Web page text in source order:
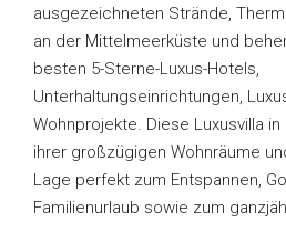
ausgezeichneten Strände,
an der Mittelmeerküste und
besten 5-Sterne-Luxus-Hotels,
Unterhaltungseinrichtungen,
Wohnprojekte. Diese Luxusvilla
ihrer großzügigen Wohnräume
Lage perfekt zum Entspannen,
Familienurlaub sowie zum